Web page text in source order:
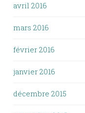
avril 2016
mars 2016
février 2016
janvier 2016
décembre 2015